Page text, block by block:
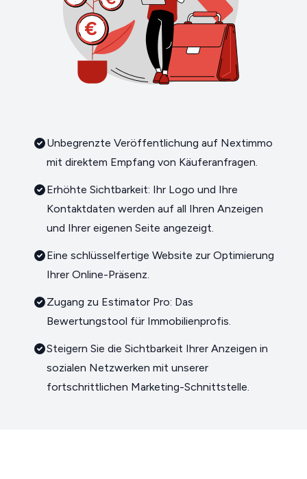
Unbegrenzte Veröffentlichung auf Nextimmo
mit direktem Empfang von Käuferanfragen.
Erhöhte Sichtbarkeit: Ihr Logo und Ihre
Kontaktdaten werden auf all Ihren Anzeigen
und Ihrer eigenen Seite angezeigt.
Eine schlüsselfertige Website zur Optimierung
Ihrer Online-Präsenz.
Zugang zu Estimator Pro: Das
Bewertungstool für Immobilienprofis.
Steigern Sie die Sichtbarkeit Ihrer Anzeigen in
sozialen Netzwerken mit unserer
fortschrittlichen Marketing-Schnittstelle.